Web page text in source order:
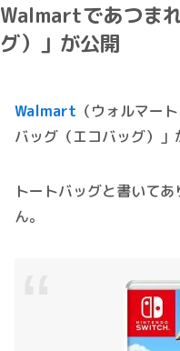
Walmartであつま
グ）」が公開
Walmart （ウォルマー
バッグ（エコバッグ）」
トートバッグと書いて
ん。